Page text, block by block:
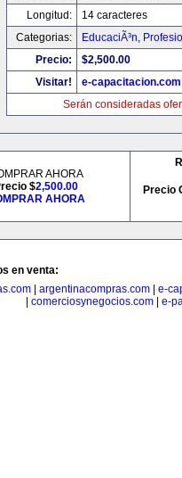
Longitud:
14 caracteres
Categorias:
EducaciÃ³n,
Precio:
$2,500.00
Visitar!
e-capacitacion.com
Serán consideradas
AHORA
$2,500.00
AHORA
Precio
en venta:
argentinacompras.com
e-
comerciosynegocios.com e-